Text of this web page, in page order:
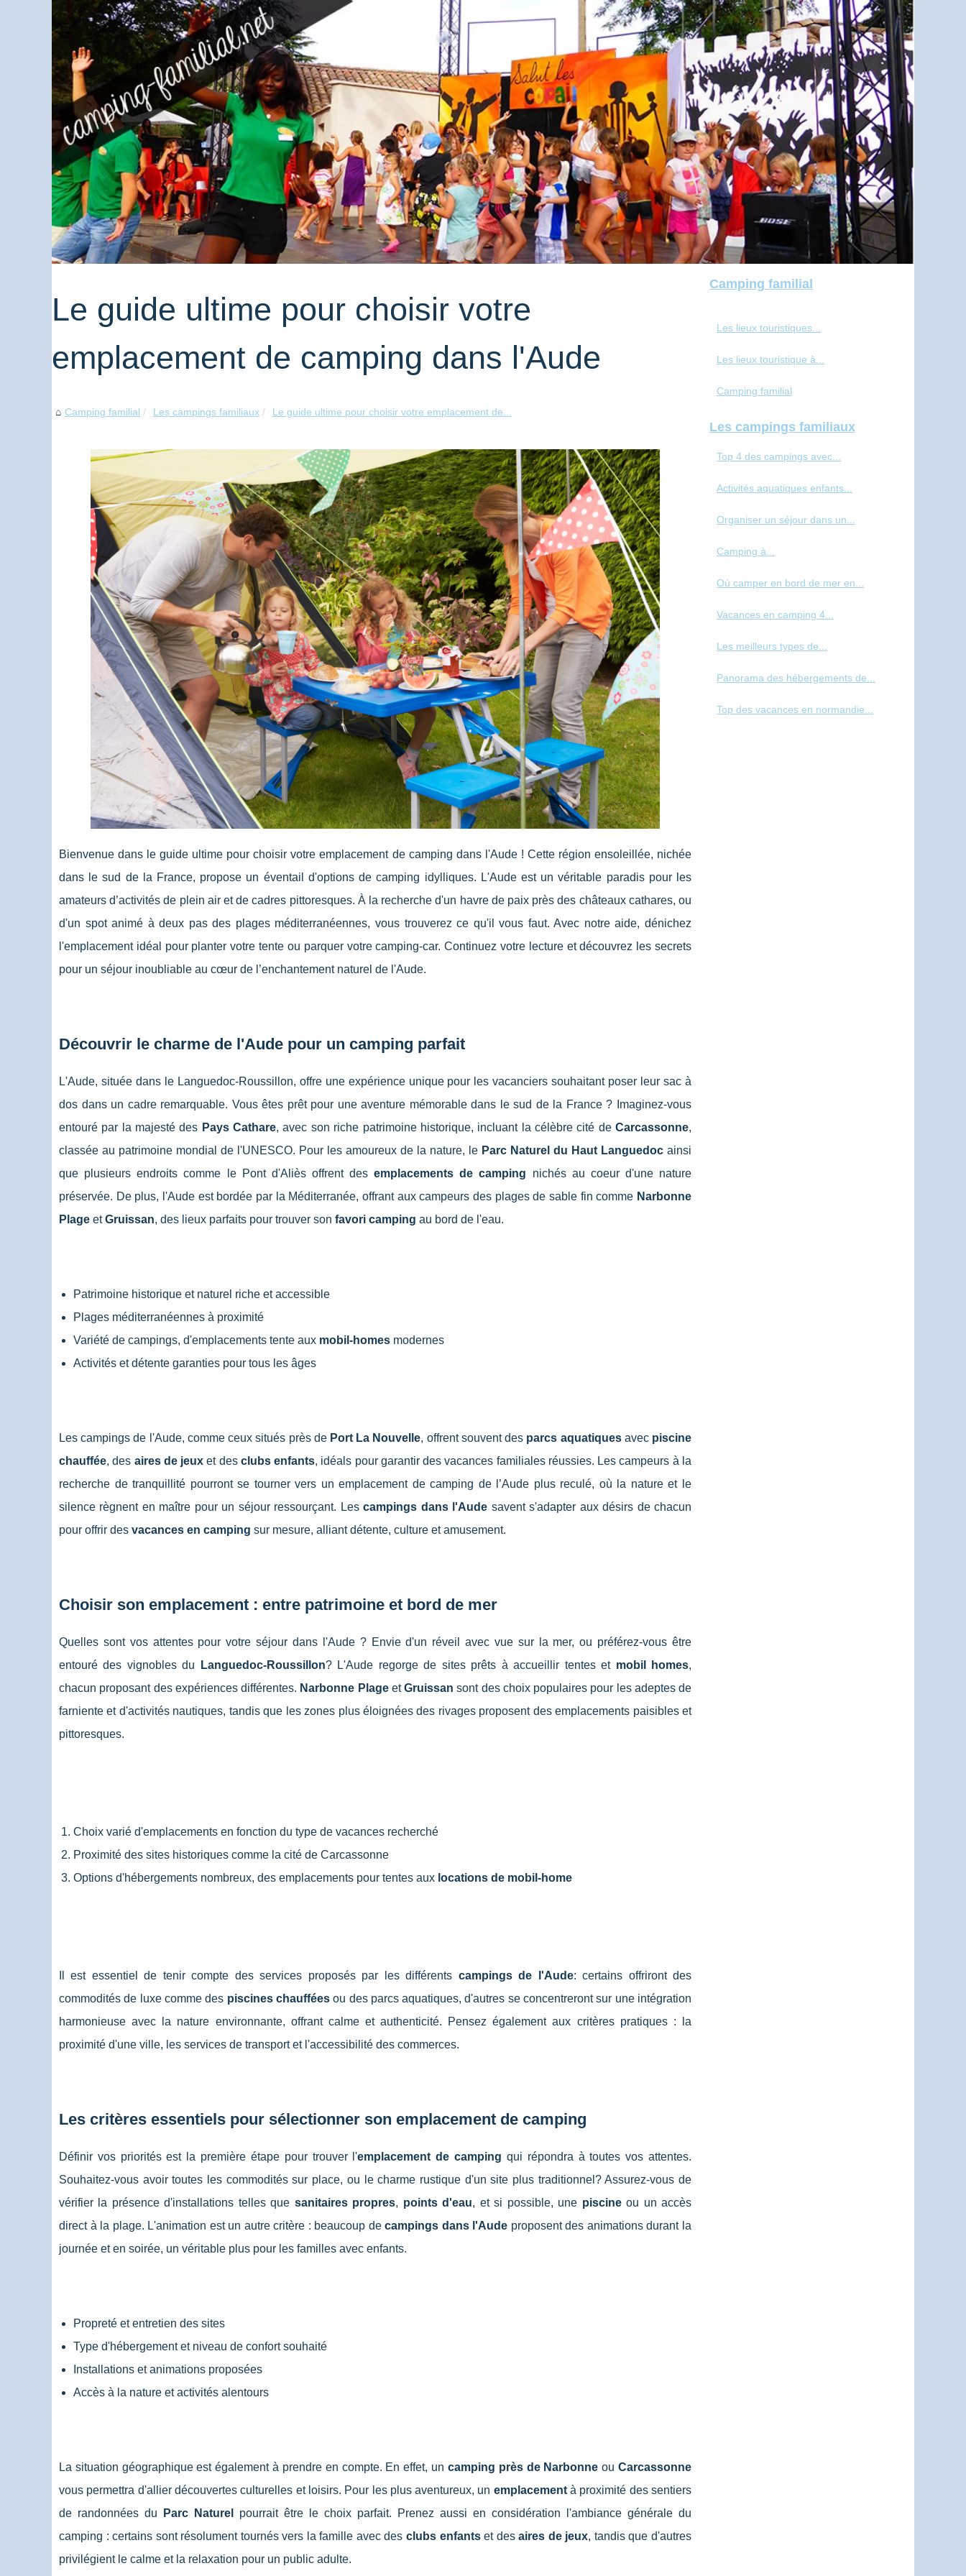
Le guide ultime pour choisir votre
emplacement de camping dans l'Aude
Camping familial Les campings familiaux Le guide ultime pour choisir votre emplacement de...
Bienvenue dans le guide ultime pour choisir votre emplacement de camping dans l'Aude ! Cette région ensoleillée, nichée
dans le sud de la France, propose un éventail d'options de camping idylliques. L'Aude est un véritable paradis pour les
amateurs d’activités de plein air et de cadres pittoresques. À la recherche d'un havre de paix près des châteaux cathares, ou
d'un spot animé à deux pas des plages méditerranéennes, vous trouverez ce qu'il vous faut. Avec notre aide, dénichez
l'emplacement idéal pour planter votre tente ou parquer votre camping-car. Continuez votre lecture et découvrez les secrets
pour un séjour inoubliable au cœur de l’enchantement naturel de l'Aude.
Découvrir le charme de l'Aude pour un camping parfait
L'Aude, située dans le Languedoc-Roussillon, offre une expérience unique pour les vacanciers souhaitant poser leur sac à
dos dans un cadre remarquable. Vous êtes prêt pour une aventure mémorable dans le sud de la France ? Imaginez-vous
entouré par la majesté des Pays Cathare, avec son riche patrimoine historique, incluant la célèbre cité deCarcassonne,
classée au patrimoine mondial de l'UNESCO. Pour les amoureux de la nature, le Parc Naturel du Haut Languedoc ainsi
que plusieurs endroits comme le Pont d'Aliès offrent desemplacements de camping nichés au coeur d'une nature
préservée. De plus, l'Aude est bordée par la Méditerranée, offrant aux campeurs des plages de sable fin comme Narbonne
Plage etGruissan, des lieux parfaits pour trouver son favori camping au bord de l'eau.
Patrimoine historique et naturel riche et accessible
Plages méditerranéennes à proximité
Variété de campings, d'emplacements tente aux mobil-homes modernes
Activités et détente garanties pour tous les âges
Les campings de l'Aude, comme ceux situés près de Port La Nouvelle, offrent souvent des parcs aquatiquesavec piscine
chauffée, des aires de jeux et des clubs enfants, idéals pour garantir des vacances familiales réussies. Les campeurs à la
recherche de tranquillité pourront se tourner vers un emplacement de camping de l’Aude plus reculé, où la nature et le
silence règnent en maître pour un séjour ressourçant. Lescampings dans l'Aude savent s'adapter aux désirs de chacun
pour offrir des vacances en camping sur mesure, alliant détente, culture et amusement.
Choisir son emplacement : entre patrimoine et bord de mer
Quelles sont vos attentes pour votre séjour dans l'Aude ? Envie d'un réveil avec vue sur la mer, ou préférez-vous être
entouré des vignobles du
Languedoc-Roussillon? L'Aude regorge de sites prêts à accueillir tentes et mobil homes,
chacun proposant des expériences différentes. Narbonne PlageetGruissan sont des choix populaires pour les adeptes de
farniente et d'activités nautiques, tandis que les zones plus éloignées des rivages proposent des emplacements paisibles et
pittoresques.
Choix varié d'emplacements en fonction du type de vacances recherché
Proximité des sites historiques comme la cité de Carcassonne
Options d'hébergements nombreux, des emplacements pour tentes aux locations de mobil-home
Il est essentiel de tenir compte des services proposés par les différents campings de l'Aude: certains offriront des
commodités de luxe comme des piscines chaufféesou des parcs aquatiques, d'autres se concentreront sur une intégration
harmonieuse avec la nature environnante, offrant calme et authenticité. Pensez également aux critères pratiques : la
proximité d'une ville, les services de transport et l'accessibilité des commerces.
Les critères essentiels pour sélectionner son emplacement de camping
Définir vos priorités est la première étape pour trouver l'emplacement de camping qui répondra à toutes vos attentes.
Souhaitez-vous avoir toutes les commodités sur place, ou le charme rustique d'un site plus traditionnel? Assurez-vous de
vérifier la présence d'installations telles que sanitaires propres, points d'eau, et si possible, une piscineou un accès
direct à la plage. L'animation est un autre critère : beaucoup decampings dans l'Aude proposent des animations durant la
journée et en soirée, un véritable plus pour les familles avec enfants.
Propreté et entretien des sites
Type d'hébergement et niveau de confort souhaité
Installations et animations proposées
Accès à la nature et activités alentours
La situation géographique est également à prendre en compte. En effet, un camping près de Narbonne ouCarcassonne
vous permettra d'allier découvertes culturelles et loisirs. Pour les plus aventureux, un emplacementà proximité des sentiers
de randonnées du
Parc Naturel
pourrait être le choix parfait. Prenez aussi en considération l'ambiance générale du
camping : certains sont résolument tournés vers la famille avec desclubs enfantset desaires de jeux, tandis que d'autres
privilégient le calme et la relaxation pour un public adulte.
Camping familial
Les lieux touristiques...
Les lieux touristique à...
Camping familial
Les campings familiaux
Top 4 des campings avec...
Activités aquatiques enfants...
Organiser un séjour dans un...
Camping à...
Où camper en bord de mer en...
Vacances en camping 4...
Les meilleurs types de...
Panorama des hébergements de...
Top des vacances en normandie...